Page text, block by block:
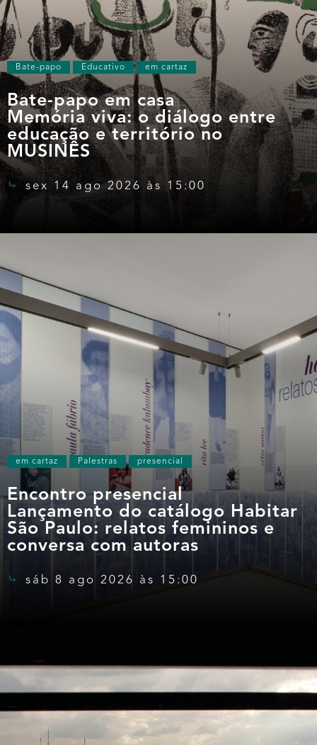
Bate-papo Educativo em cartaz
Bate-papo em casa
Memória viva: o diálogo entre
educação e território no
MUSINÊS
sex 14 ago 2026 às 15:00
em cartaz Palestras presencial
Encontro presencial
Lançamento do catálogo Habitar
São Paulo: relatos femininos e
conversa com autoras
sáb 8 ago 2026 às 15:00